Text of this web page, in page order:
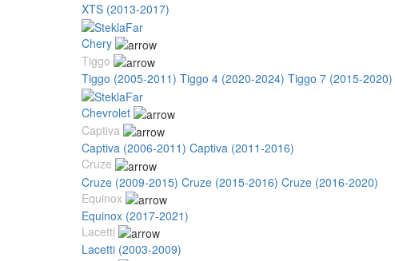
XTS (2013-2017)
Chery
Tiggo
Tiggo (2005-2011) Tiggo 4 (2020-2024) Tiggo 7 (2015-2020)
Chevrolet
Captiva
Captiva (2006-2011) Captiva (2011-2016)
Cruze
Cruze (2009-2015) Cruze (2015-2016) Cruze (2016-2020)
Equinox
Equinox (2017-2021)
Lacetti
Lacetti (2003-2009)